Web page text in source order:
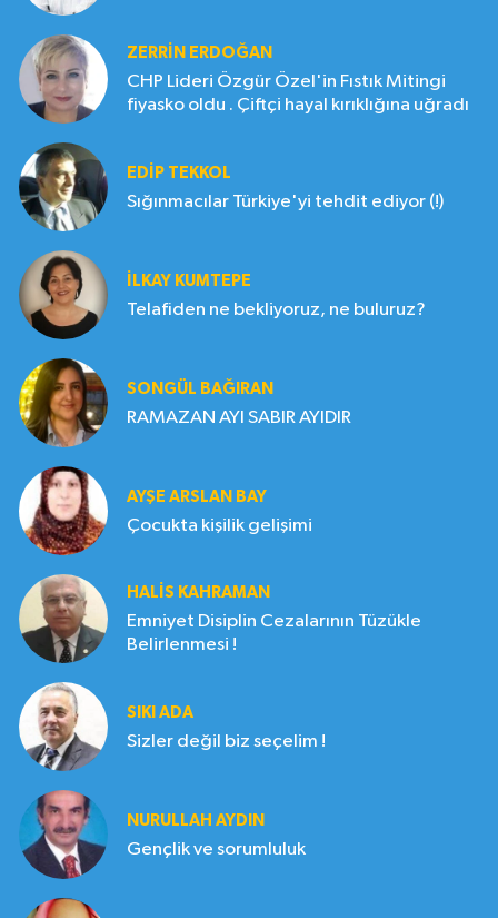
ZERRIN ERDOĞAN
CHP Lideri Özgür Özel'in Fıstık Mitingi
fiyasko oldu . Çiftçi hayal kırıklığına uğradı
EDIP TEKKOL
Sığınmacılar Türkiye'yi tehdit ediyor (!)
İLKAY KUMTEPE
Telafiden ne bekliyoruz, ne buluruz?
SONGÜL BAĞIRAN
RAMAZAN AYI SABIR AYIDIR
AYŞE ARSLAN BAY
Çocukta kişilik gelişimi
HALIS KAHRAMAN
Emniyet Disiplin Cezalarının Tüzükle
Belirlenmesi !
SIKI ADA
Sizler değil biz seçelim !
NURULLAH AYDIN
Gençlik ve sorumluluk